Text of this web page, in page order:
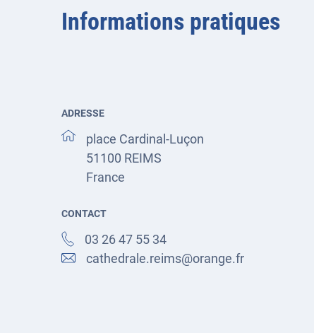
Informations pratiques
ADRESSE
place Cardinal-Luçon
51100 REIMS
France
CONTACT
03 26 47 55 34
cathedrale.reims@orange.fr